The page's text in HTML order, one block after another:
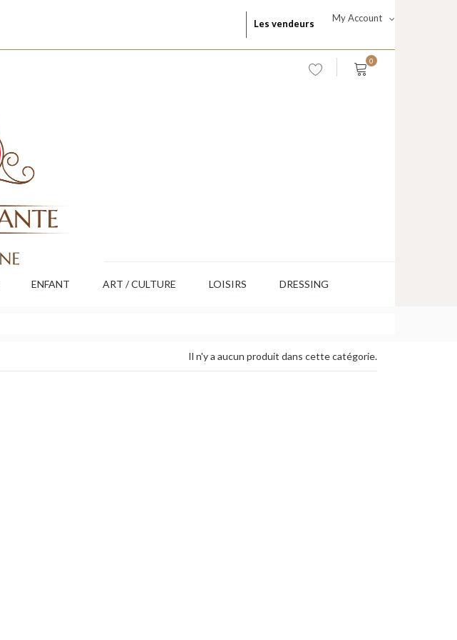
My Account
Les vendeurs
0
ENFANT ART / CULTURE LOISIRS DRESSING
Il n'y a aucun produit dans cette catégorie.